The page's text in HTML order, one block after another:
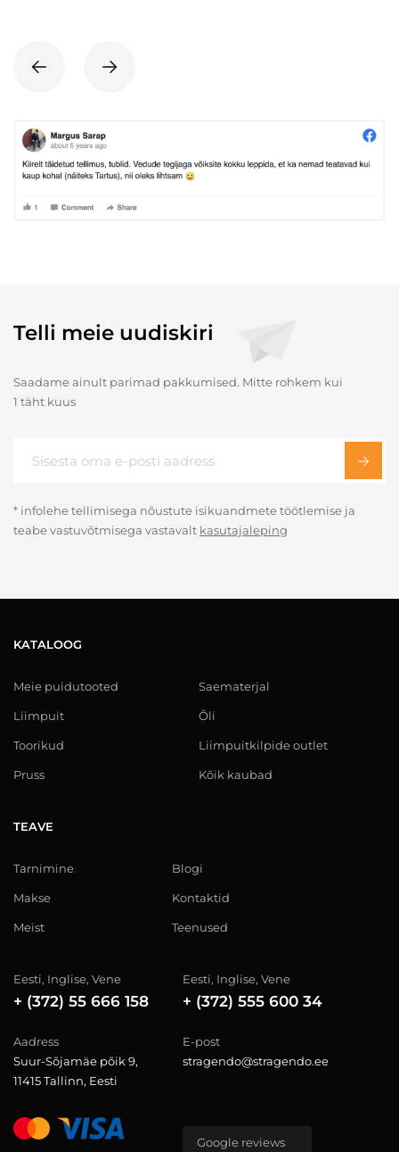
Telli meie uudiskiri
Saadame ainult parimad pakkumised. Mitte rohkem kui
1 täht kuus
* infolehe tellimisega nõustute isikuandmete töötlemise ja
teabe vastuvõtmisega vastavalt kasutajaleping
KATALOOG
Meie puidutooted
Liimpuit
Toorikud
Pruss
Saematerjal
Õli
Liimpuitkilpide outlet
Kõik kaubad
TEAVE
Tarnimine
Makse
Meist
Blogi
Kontaktid
Teenused
Eesti, Inglise, Vene
+ (372) 55 666 158
Eesti, Inglise, Vene
+ (372) 555 600 34
Aadress
Suur-Sõjamäe põik 9,
11415 Tallinn, Eesti
E-post
stragendo@stragendo.ee
Google reviews